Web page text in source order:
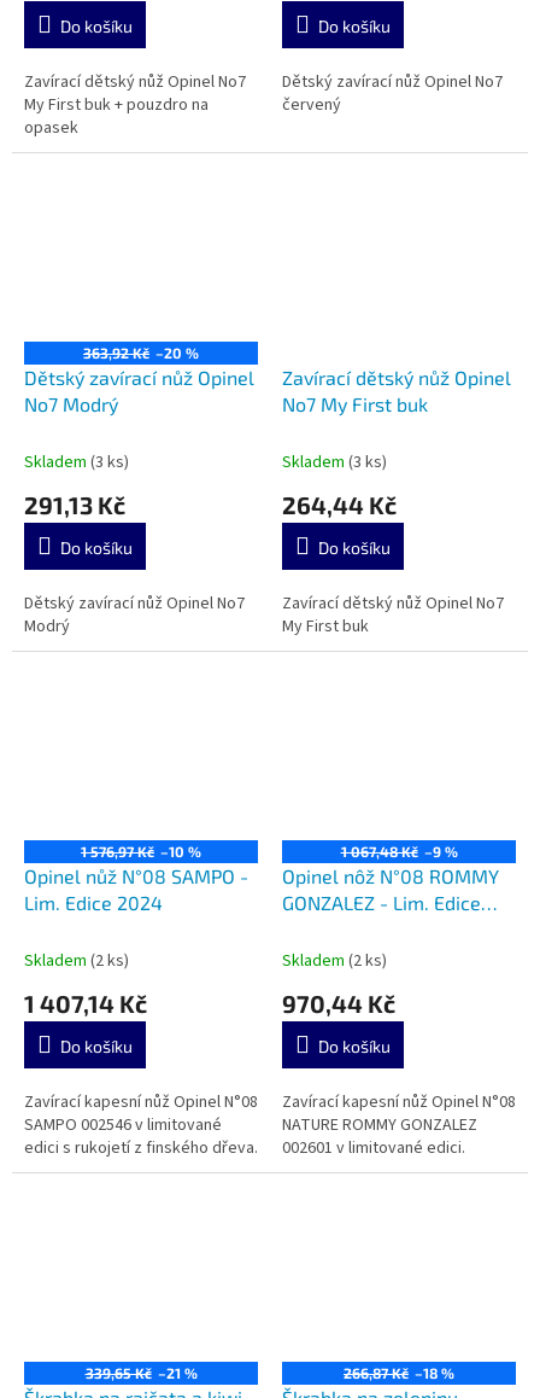
Do košíku
Zavírací dětský nůž Opinel No7
My First buk + pouzdro na
opasek
Do košíku
Dětský zavírací nůž Opinel No7
červený
363,92 Kč –20 %
Dětský zavírací nůž Opinel
No7 Modrý
Skladem (3 ks)
291,13 Kč
Do košíku
Dětský zavírací nůž Opinel No7
Modrý
Zavírací dětský nůž Opinel
No7 My First buk
Skladem (3 ks)
264,44 Kč
Do košíku
Zavírací dětský nůž Opinel No7
My First buk
1 576,97 Kč –10 %
Opinel nůž N°08 SAMPO -
Lim. Edice 2024
Skladem (2 ks)
1 407,14 Kč
Do košíku
Zavírací kapesní nůž Opinel N°08
SAMPO 002546 v limitované
edici s rukojetí z finského dřeva.
1 067,48 Kč –9 %
Opinel nôž N°08 ROMMY
GONZALEZ - Lim. Edice
Skladem (2 ks)
970,44 Kč
Do košíku
Zavírací kapesní nůž Opinel N°08
NATURE ROMMY GONZALEZ
002601 v limitované edici.
339,65 Kč –21 % 266,87 Kč –18 %